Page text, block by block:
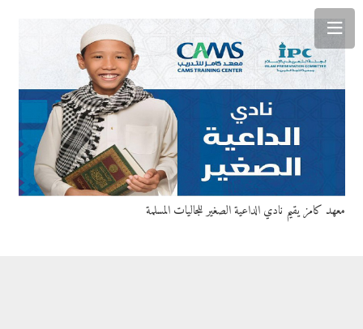
معهد كامز يقيم نادي الداعية الصغير للجاليات المسلمة